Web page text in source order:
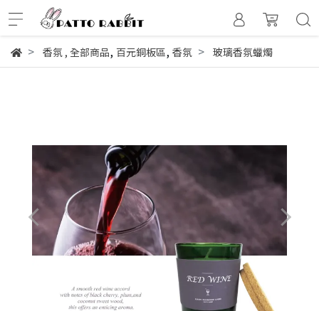
香氛, 全部商品, 百元銅板區, 香氛 玻璃香氛蠟燭